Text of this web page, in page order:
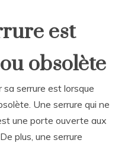
est
obsolète
serrure est lorsque
Une serrure qui ne
une porte ouverte aux
plus, une serrure